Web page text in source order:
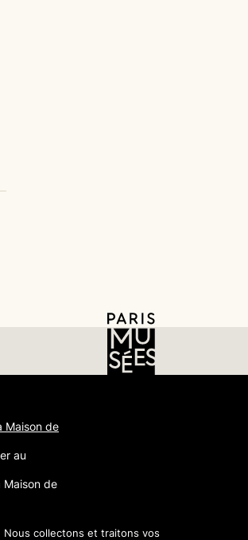
Nous collectons et traitons vos
Maison de
au
Maison de